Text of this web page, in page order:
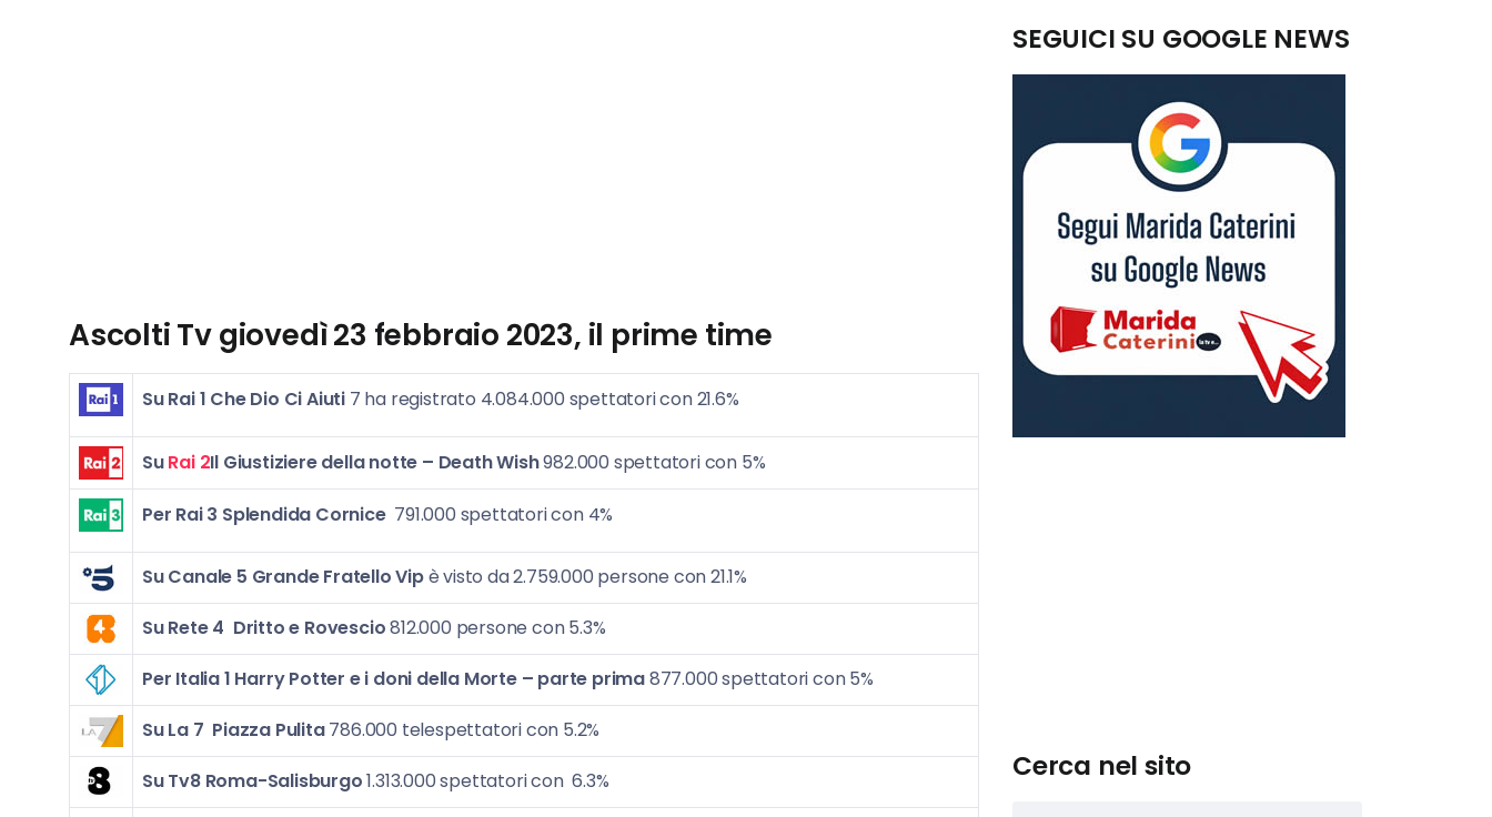
Ascolti Tv giovedì 23 febbraio 2023, il prime time
Su Rai 1 Che Dio Ci Aiuti 7 ha registrato 4.084.000 spettatori con 21.6%
SuRai 2Il Giustiziere della notte – Death Wish982.000 spettatori con 5%
Per Rai 3 Splendida Cornice 791.000 spettatori con 4%
Su Canale 5 Grande Fratello Vipè visto da 2.759.000 persone con 21.1%
Su Rete 4 Dritto e Rovescio812.000 persone con 5.3%
Per Italia 1 Harry Potter e i doni della Morte – parte prima877.000 spettatori con 5%
Su La 7 Piazza Pulita786.000 telespettatori con 5.2%
Su Tv8 Roma-Salisburgo1.313.000 spettatori con 6.3%
SEGUICI SU GOOGLE NEWS
Cerca nel sito